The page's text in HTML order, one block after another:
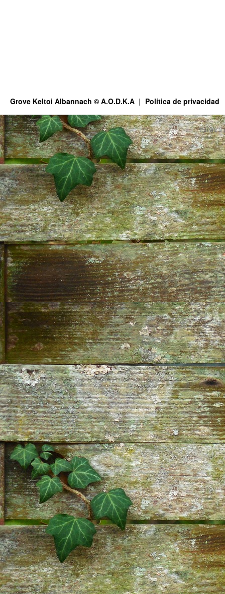
Grove Keltoi Albannach © A.O.D.K.A Política de privacidad
This site is